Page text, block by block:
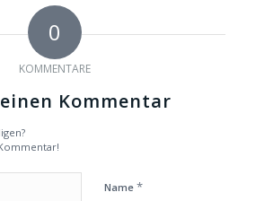
0
KOMMENTARE
Kommentar
Name *